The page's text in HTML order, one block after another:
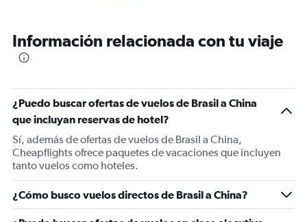
Información relacionada con tu viaje
¿Puedo buscar ofertas de vuelos de Brasil a China
que incluyan reservas de hotel?
Sí, además de ofertas de vuelos de Brasil a China,
Cheapflights ofrece paquetes de vacaciones que incluyen
tanto vuelos como hoteles.
¿Cómo busco vuelos directos de Brasil a China?